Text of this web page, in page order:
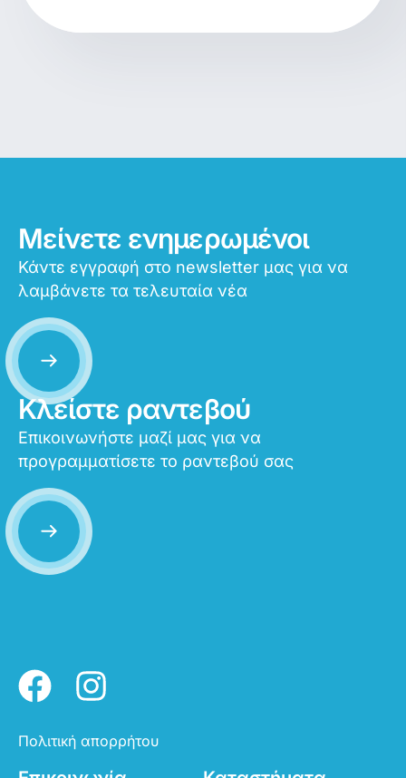
Μείνετε ενημερωμένοι
Κάντε εγγραφή στο newsletter μας για να
λαμβάνετε τα τελευταία νέα
Κλείστε ραντεβού
Επικοινωνήστε μαζί μας για να
προγραμματίσετε το ραντεβού σας
Πολιτική απορρήτου